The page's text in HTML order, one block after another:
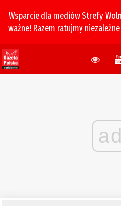
Wsparcie dla mediów Strefy
ważne! Razem ratujmy
ad